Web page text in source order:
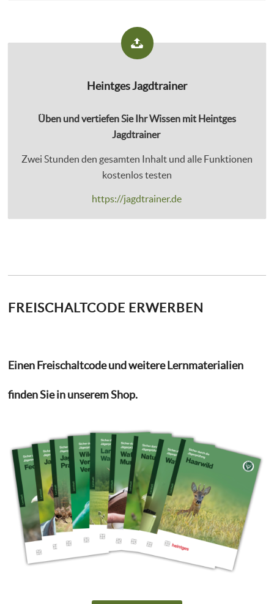
Heintges Jagdtrainer
Üben und vertiefen Sie Ihr Wissen mit Heintges
Jagdtrainer
Zwei Stunden den gesamten Inhalt und alle Funktionen
kostenlos testen
https://jagdtrainer.de
FREISCHALTCODE ERWERBEN
Einen Freischaltcode und weitere Lernmaterialien
finden Sie in unserem Shop.